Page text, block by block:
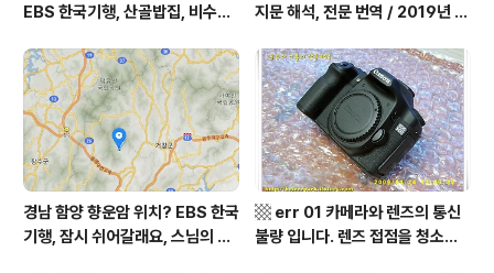
EBS 한국기행, 산골밥집, 비수구
부 화천군 비수구미 낙타민박 어
디? / 강원도 화천군 가볼 만한 곳
비수구미 마을, 파로호
지문 해석, 전문 번역 / 2019년 9
역, 평가원 2019년 고3 9월 영어
영역 외국어영역 전문 해석, Engli
sh to Korean translation
경남 함양 향운암 위치? EBS 한국
기행, 잠시 쉬어갈래요, 스님의 어
▩ err 01 카메라와 렌즈의 통신
불량 입니다. 렌즈 접점을 청소하